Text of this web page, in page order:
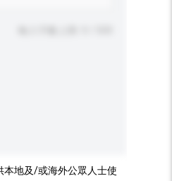
本地及/或海外公眾人士使